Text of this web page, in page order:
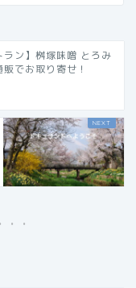
ラン】桝塚味噌 とろみ
でお取り寄せ！